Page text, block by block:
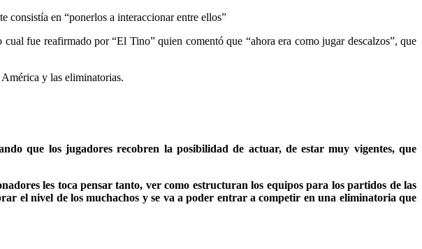
consistía en “ponerlos a interaccionar entre ellos”
fue reafirmado por “El Tino” quien comentó que “ahora era como jugar descalzos”, que
y las eliminatorias.
que los jugadores recobren la posibilidad de actuar, de estar muy vigentes, que
les toca pensar tanto, ver como estructuran los equipos para los partidos de las
el nivel de los muchachos y se va a poder entrar a competir en una eliminatoria que